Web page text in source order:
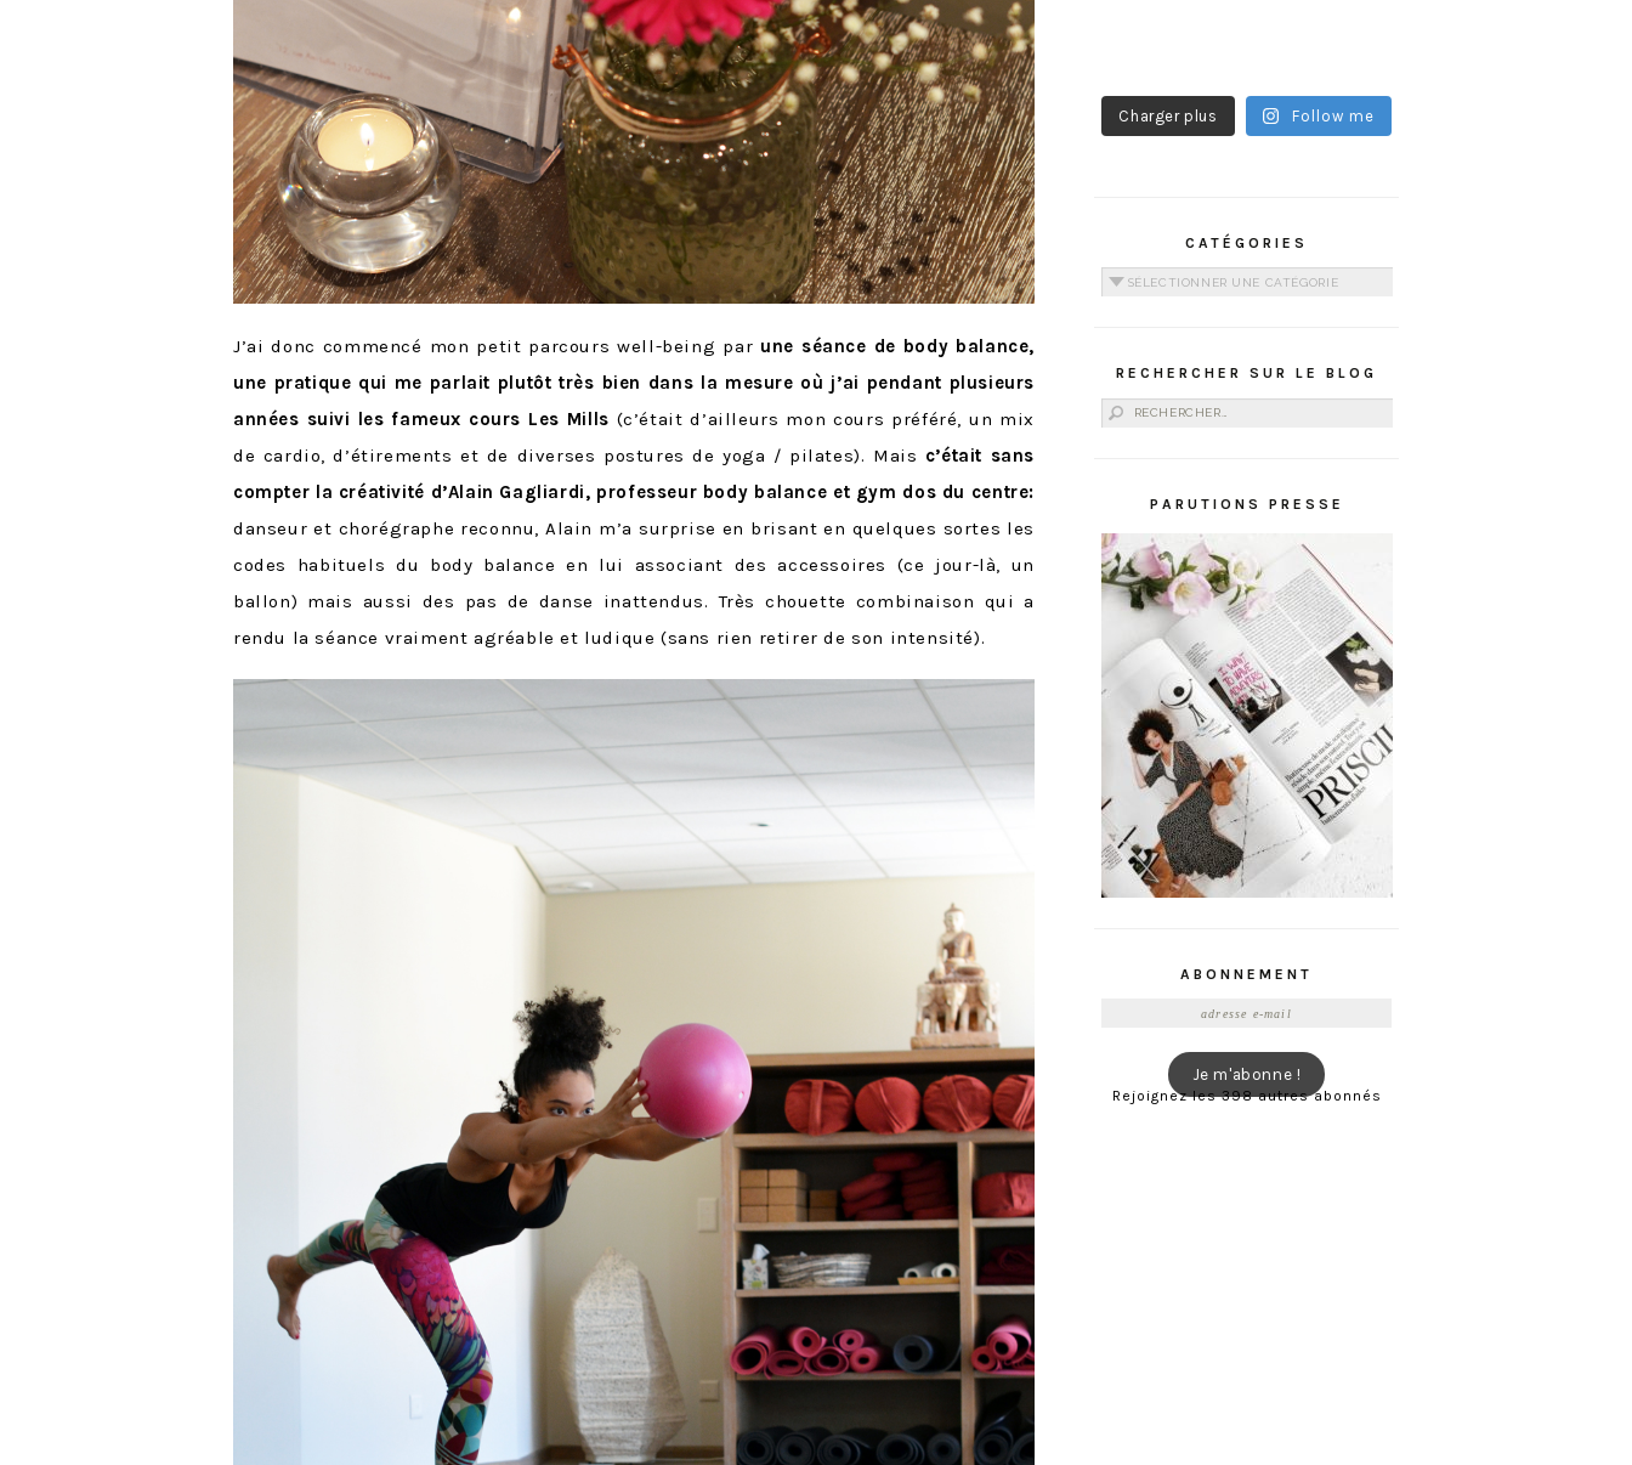
J’ai donc commencé mon petit parcours well-being par une séance de body balance,
une pratique qui me parlait plutôt très bien dans la mesure où j’ai pendant plusieurs
années suivi les fameux cours Les Mills (c’était d’ailleurs mon cours préféré, un mix
de cardio, d’étirements et de diverses postures de yoga / pilates). Mais c’était sans
compter la créativité d’Alain Gagliardi, professeur body balance et gym dos du centre:
danseur et chorégraphe reconnu, Alain m’a surprise en brisant en quelques sortes les
codes habituels du body balance en lui associant des accessoires (ce jour-là, un
ballon) mais aussi des pas de danse inattendus. Très chouette combinaison qui a
rendu la séance vraiment agréable et ludique (sans rien retirer de son intensité).
Charger plus Follow me
CATÉGORIES
Catégories
RECHERCHER SUR LE BLOG
Rechercher :
PARUTIONS PRESSE
ABONNEMENT
Je m'abonne !
Rejoignez les 398 autres abonnés